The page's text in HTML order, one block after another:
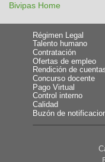
Bivipas Home
Régimen Legal
Talento humano
Contratación
Ofertas de empleo
Rendición de
Concurso docente
Pago Virtual
Control interno
Calidad
Buzón de